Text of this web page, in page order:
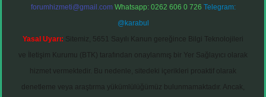
forumhizmeti@gmail.com Whatsapp: 0262 606 0 726 Telegram:
@karabul
Yasal Uyarı: Sitemiz, 5651 Sayılı Kanun gereğince Bilgi Teknolojileri
ve İletişim Kurumu (BTK) tarafından onaylanmış bir Yer Sağlayıcı olarak
hizmet vermektedir. Bu nedenle, sitedeki içerikleri proaktif olarak
denetleme veya araştırma yükümlülüğümüz bulunmamaktadır. Ancak,